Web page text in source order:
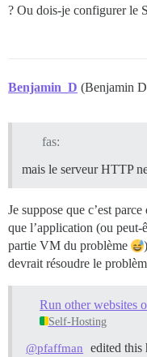
? Ou dois-je configurer le
Benjamin_D (Benjamin
fas:
mais le serveur HTTP
Je suppose que c’est
que l’application (ou peut-
partie VM du problème
devrait résoudre le
Run other websites
Self-Hosting
@pfaffman
edited this